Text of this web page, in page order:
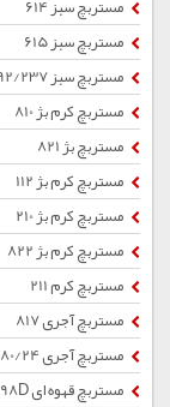
مستربچ سبز 614
مستربچ سبز 615
مستربچ سبز 92/237
مستربچ کرم بژ 810
مستربچ بژ 821
مستربچ کرم بژ 112
مستربچ کرم بژ 210
مستربچ کرم بژ 822
مستربچ کرم 211
مستربچ آجری 817
مستربچ آجری 80/24
مستربچ قهوه ای 03298D